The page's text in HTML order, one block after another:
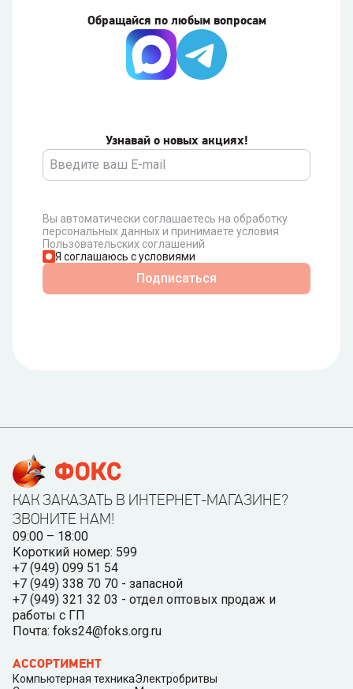
Узнавай о новых акциях!
Вы автоматически соглашаетесь на обработку
персональных данных и принимаете условия
Пользовательских соглашений
Я соглашаюсь с условиями
Подписаться
Обращайся по любым вопросам
КАК ЗАКАЗАТЬ В ИНТЕРНЕТ-МАГАЗИНЕ?
ЗВОНИТЕ НАМ!
09:00 – 18:00
Короткий номер: 599
+7 (949) 099 51 54
+7 (949) 338 70 70 - запасной
+7 (949) 321 32 03 - отдел оптовых продаж и
работы с ГП
Почта: foks24@foks.org.ru
АССОРТИМЕНТ
Компьютерная техникаЭлектробритвы